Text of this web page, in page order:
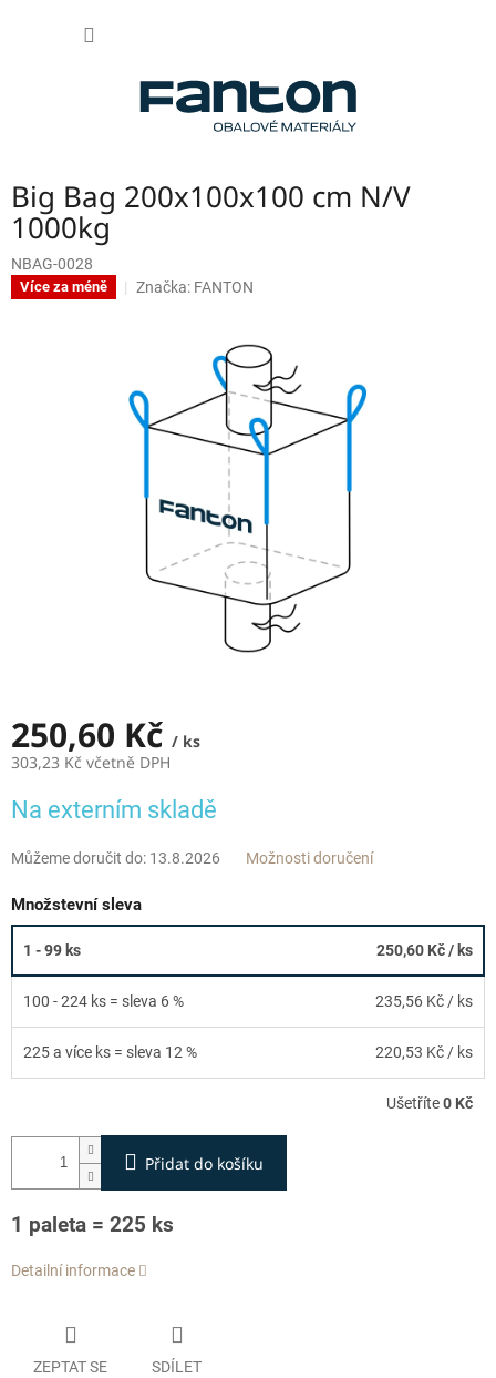
Big Bag 200x100x100 cm N/V
1000kg
NBAG-0028
Více za méně Značka: FANTON
250,60 Kč / ks
303,23 Kč včetně DPH
cena:
Na externím skladě
Můžeme doručit do: 13.8.2026 Možnosti doručení
Množstevní sleva
1 - 99 ks 250,60 Kč/ ks
100 - 224 ks = sleva 6 % 235,56 Kč / ks
225 a více ks = sleva 12 % 220,53 Kč / ks
Ušetříte0 Kč
Přidat do košíku
1 paleta = 225 ks
Detailní informace
ZEPTAT SE SDÍLET